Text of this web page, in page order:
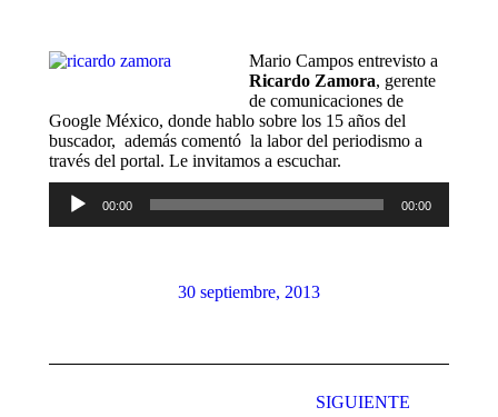
Mario Campos entrevisto a
Ricardo Zamora, gerente
de comunicaciones de
Google México, donde hablo sobre los 15 años del
buscador, además comentó la labor del periodismo a
través del portal. Le invitamos a escuchar.
Reproductor
audio
00:00 00:00
30 septiembre, 2013
SIGUIENTE